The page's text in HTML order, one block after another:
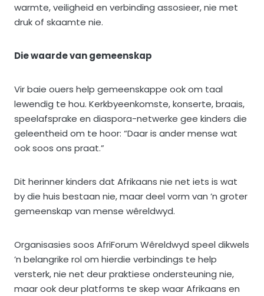
warmte, veiligheid en verbinding assosieer, nie met
druk of skaamte nie.
Die waarde van gemeenskap
Vir baie ouers help gemeenskappe ook om taal
lewendig te hou. Kerkbyeenkomste, konserte, braais,
speelafsprake en diaspora-netwerke gee kinders die
geleentheid om te hoor: “Daar is ander mense wat
ook soos ons praat.”
Dit herinner kinders dat Afrikaans nie net iets is wat
by die huis bestaan nie, maar deel vorm van ’n groter
gemeenskap van mense wêreldwyd.
Organisasies soos AfriForum Wêreldwyd speel dikwels
’n belangrike rol om hierdie verbindings te help
versterk, nie net deur praktiese ondersteuning nie,
maar ook deur platforms te skep waar Afrikaans en